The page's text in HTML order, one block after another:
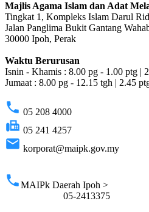
Majlis Agama Islam dan Adat
Tingkat 1, Kompleks Islam Darul
Jalan Panglima Bukit Gantang
30000 Ipoh, Perak
Waktu Berurusan
Isnin - Khamis : 8.00 pg - 1.00 ptg |
Jumaat : 8.00 pg - 12.15 tgh | 2.45
phone 05 208 4000
fax 05 241 4257
email korporat@maipk.gov.my
phoneMAIPk Daerah Ipoh >
05-2413375